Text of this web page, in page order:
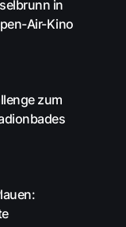
in
Air-Kino
zum